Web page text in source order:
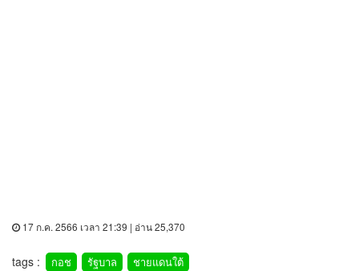
17 ก.ค. 2566 เวลา 21:39 | อ่าน 25,370
tags : กอช รัฐบาล ชายแดนใต้